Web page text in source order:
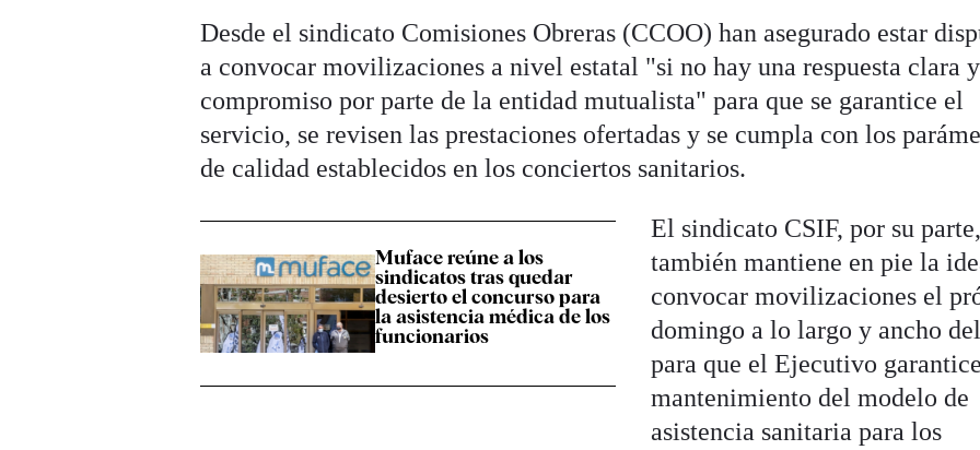
Desde el sindicato Comisiones Obreras (CCOO) han asegurado estar
a convocar movilizaciones a nivel estatal "si no hay una respuesta clara
compromiso por parte de la entidad mutualista" para que se garantice el
servicio, se revisen las prestaciones ofertadas y se cumpla con los
de calidad establecidos en los conciertos sanitarios.
Muface reúne a los
sindicatos tras quedar
desierto el concurso para
la asistencia médica de los
funcionarios
El sindicato CSIF, por su
también mantiene en pie la
convocar movilizaciones el
domingo a lo largo y ancho
para que el Ejecutivo
mantenimiento del modelo de
asistencia sanitaria para los